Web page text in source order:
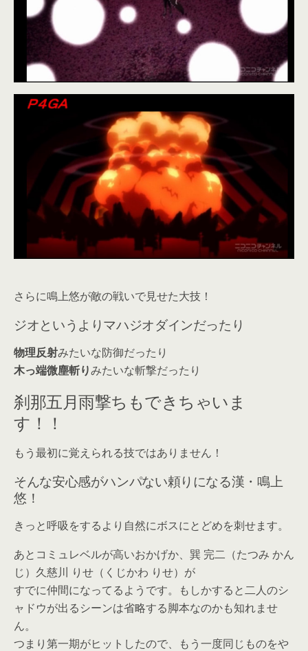
さらに鳴上悠が敵の戦いで見せた大技！
ジオというよりマハジオダインだったり
物理反射みたいな防御だったり
木っ端微塵斬りみたいな斬撃だったり
刹那五月雨撃ちもできちゃいま
す！！
もう最初に覚えられる技ではありません！
そんな安心感がハンパない頼りになる漢・鳴上
悠！
きっと呼吸をするより自然にボスにとどめを刺せます。
あとコミュレベルが高いおかげか、巽 完二（たつみ かん
じ）久慈川 りせ（くじかわ りせ）が
すでに仲間になってるようです。もしかすると二人のシ
ャドウが出るシーンは省略する脚本なのかも知れませ
ん。
つまり第一期がヒットしたので、もう一度同じものをや